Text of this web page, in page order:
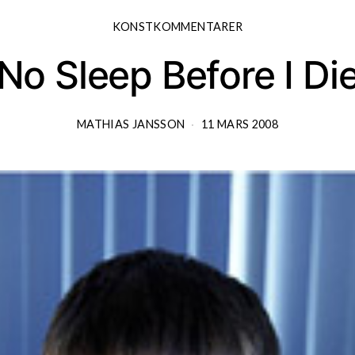
KONSTKOMMENTARER
Sleep Before I
MATHIAS JANSSON 11 MARS 2008